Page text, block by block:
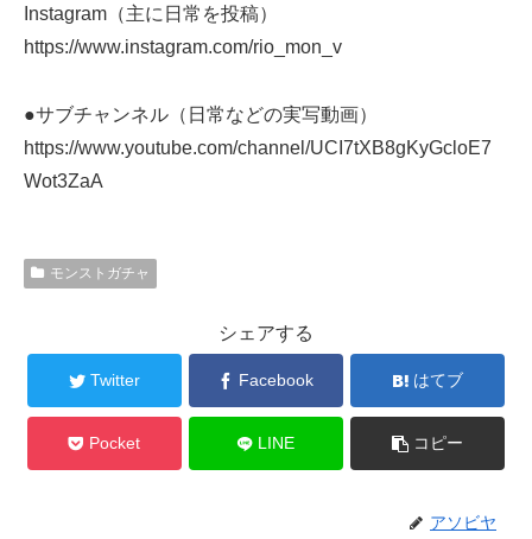
Instagram（主に日常を投稿）
https://www.instagram.com/rio_mon_v
●サブチャンネル（日常などの実写動画）
https://www.youtube.com/channel/UCI7tXB8gKyGcloE7
Wot3ZaA
モンストガチャ
シェアする
Twitter Facebook はてブ
Pocket LINE コピー
アソビヤ